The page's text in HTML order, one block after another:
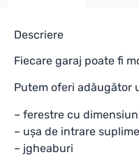
Descriere
Fiecare garaj poate fi
Putem oferi adăugător
– ferestre cu
– ușa de intrare
– jgheaburi